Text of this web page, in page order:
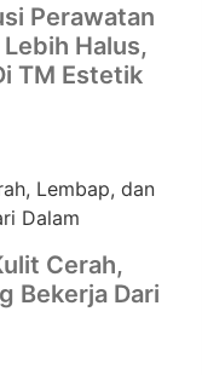
Perawatan
Halus,
TM Estetik
Cerah,
Bekerja Dari